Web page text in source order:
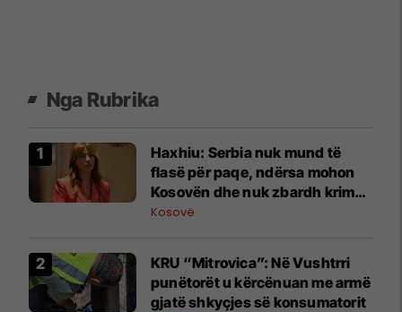
Nga Rubrika
Haxhiu: Serbia nuk mund të
flasë për paqe, ndërsa mohon
Kosovën dhe nuk zbardh krimet
e luftës
Kosovë
KRU “Mitrovica”: Në Vushtrri
punëtorët u kërcënuan me armë
gjatë shkyçjes së konsumatorit